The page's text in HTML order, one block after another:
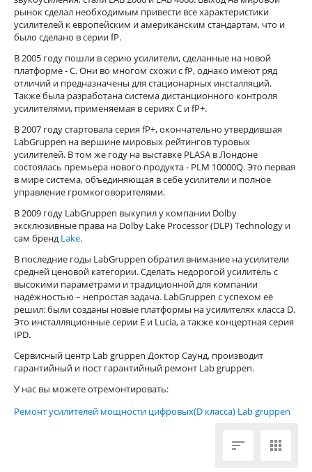
рынок сделал необходимым привести все характеристики
усилителей к европейским и американским стандартам, что и
было сделано в серии fP.
В 2005 году пошли в серию усилители, сделанные на новой
платформе - С. Они во многом схожи с fP, однако имеют ряд
отличий и предназначены для стационарных инсталляций.
Также была разработана система дистанционного контроля
усилителями, применяемая в сериях С и fP+.
В 2007 году стартовала серия fP+, окончательно утвердившая
LabGruppen на вершине мировых рейтингов туровых
усилителей. В том же году на выставке PLASA в Лондоне
состоялась премьера нового продукта - PLM 10000Q. Это первая
в мире система, объединяющая в себе усилители и полное
управление громкоговорителями.
В 2009 году LabGruppen выкупил у компании Dolby
эксклюзивные права на Dolby Lake Processor (DLP) Technology и
сам брендLake.
В последние годы LabGruppen обратил внимание на усилители
средней ценовой категории. Сделать недорогой усилитель с
высокими параметрами и традиционной для компании
надёжностью – непростая задача. LabGruppen с успехом её
решил: были созданы новые платформы на усилителях класса D.
Это инсталляционные серии Е и Lucia, а также концертная серия
IPD.
Сервисный центр Lab gruppen Доктор Саунд, производит
гарантийный и пост гарантийный ремонт Lab gruppen.
У нас вы можете отремонтировать:
Ремонт усилителей мощности цифровых(D класса) Lab gruppen
 